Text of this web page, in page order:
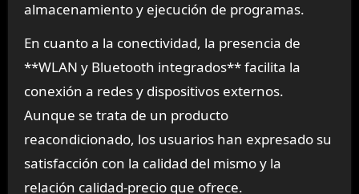
almacenamiento y ejecución de programas.
En cuanto a la conectividad, la presencia de
**WLAN y Bluetooth integrados** facilita la
conexión a redes y dispositivos externos.
Aunque se trata de un producto
reacondicionado, los usuarios han expresado su
satisfacción con la calidad del mismo y la
relación calidad-precio que ofrece.